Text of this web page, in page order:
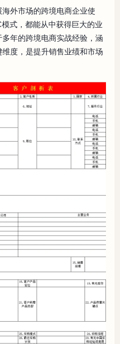
外市场的跨境电商企业使
式，都能从中获得巨大的业
年的跨境电商实战经验，涵
度，是提升销售业绩和市场